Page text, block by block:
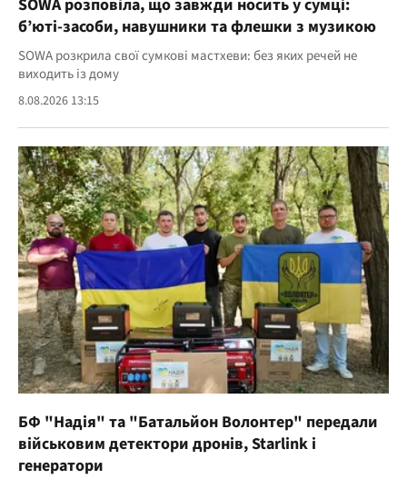
SOWA розповіла, що завжди носить у сумці:
б’юті-засоби, навушники та флешки з музикою
SOWA розкрила свої сумкові мастхеви: без яких речей не
виходить із дому
8.08.2026 13:15
БФ "Надія" та "Батальйон Волонтер" передали
військовим детектори дронів, Starlink і
генератори